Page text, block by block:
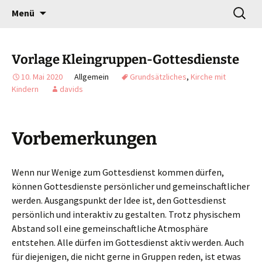
Willkommen!
Gottesdienst verändert
Menü
Suchen
nach:
Vorlage Kleingruppen-Gottesdienste
10. Mai 2020 Allgemein Grundsätzliches, Kirche mit
Kindern
davids
Vorbemerkungen
Wenn nur Wenige zum Gottesdienst kommen dürfen,
können Gottesdienste persönlicher und gemeinschaftlicher
werden. Ausgangspunkt der Idee ist, den Gottesdienst
persönlich und interaktiv zu gestalten. Trotz physischem
Abstand soll eine gemeinschaftliche Atmosphäre
entstehen. Alle dürfen im Gottesdienst aktiv werden. Auch
für diejenigen, die nicht gerne in Gruppen reden, ist etwas